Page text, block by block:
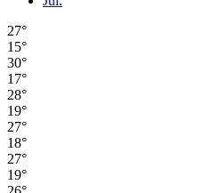
27°
15°
30°
17°
28°
19°
27°
18°
27°
19°